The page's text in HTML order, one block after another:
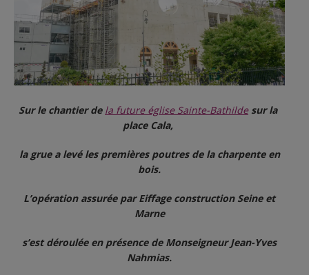
Sur le chantier de la future église Sainte-Bathildesur la
place Cala,
la grue a levé les premières poutres de la charpente en
bois.
L’opération assurée par Eiffage construction Seine et
Marne
s’est déroulée en présence de Monseigneur Jean-Yves
Nahmias.